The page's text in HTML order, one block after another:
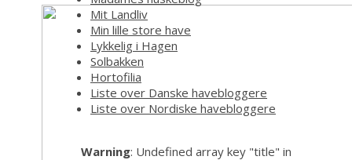
Mit Landliv
Min lille store have
Lykkelig i Hagen
Solbakken
Hortofilia
Liste over Danske havebloggere
Liste over Nordiske havebloggere
Warning: Undefined array key "title" in